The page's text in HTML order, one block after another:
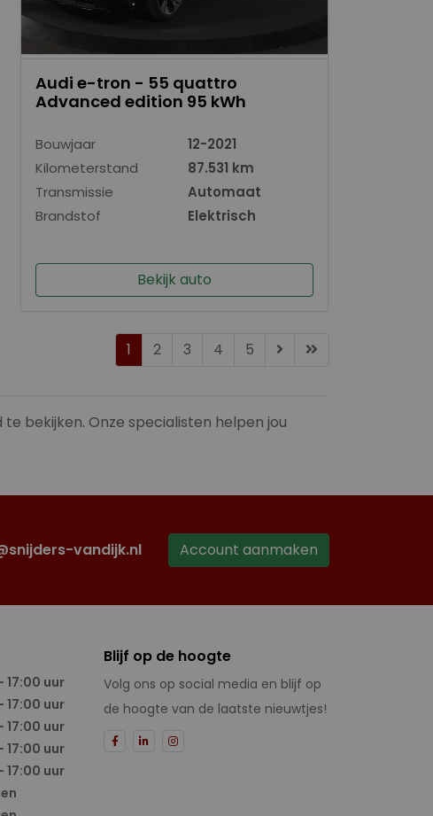
Audi e-tron - 55 quattro
Advanced edition 95 kWh
Bouwjaar
12-2021
Kilometerstand
87.531 km
Transmissie
Automaat
Brandstof
Elektrisch
Bekijk auto
1 2 3 4 5
bekijken. Onze specialisten helpen jou
vandijk.nl Account aanmaken
17:00 uur
17:00 uur
17:00 uur
17:00 uur
17:00 uur
Blijf op de hoogte
Volg ons op social media en blijf op
de hoogte van de laatste nieuwtjes!